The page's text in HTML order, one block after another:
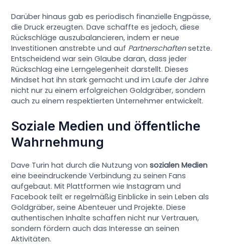
Darüber hinaus gab es periodisch finanzielle Engpässe,
die Druck erzeugten. Dave schaffte es jedoch, diese
Rückschläge auszubalancieren, indem er neue
Investitionen anstrebte und auf Partnerschaftensetzte.
Entscheidend war sein Glaube daran, dass jeder
Rückschlag eine Lerngelegenheit darstellt. Dieses
Mindset hat ihn stark gemacht und im Laufe der Jahre
nicht nur zu einem erfolgreichen Goldgräber, sondern
auch zu einem respektierten Unternehmer entwickelt.
Soziale Medien und öffentliche
Wahrnehmung
Dave Turin hat durch die Nutzung vonsozialen Medien
eine beeindruckende Verbindung zu seinen Fans
aufgebaut. Mit Plattformen wie Instagram und
Facebook teilt er regelmäßig Einblicke in sein Leben als
Goldgräber, seine Abenteuer und Projekte. Diese
authentischen Inhalte schaffen nicht nur Vertrauen,
sondern fördern auch das Interesse an seinen
Aktivitäten.